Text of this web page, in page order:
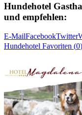
Hundehotel
und empfehlen:
E-MailFacebookTwitter
Hundehotel Favoriten (0)